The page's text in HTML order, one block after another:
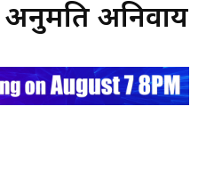
अनुमति अनिवार्य